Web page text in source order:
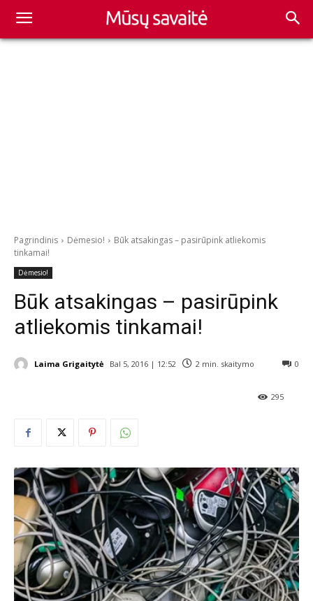
Pagrindinis Dėmesio!
Būk atsakingas – pasirūpink atliekomis
tinkamai!
Dėmesio!
Būk atsakingas – pasirūpink
atliekomis tinkamai!
Laima Grigaitytė Bal 5, 2016 | 12:52 2 min. skaitymo 0
295